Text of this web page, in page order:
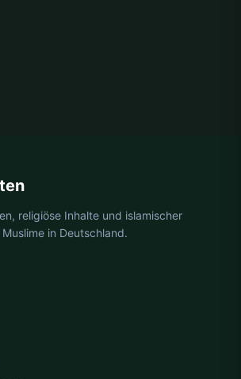
religiöse Inhalte und islamischer
in Deutschland.